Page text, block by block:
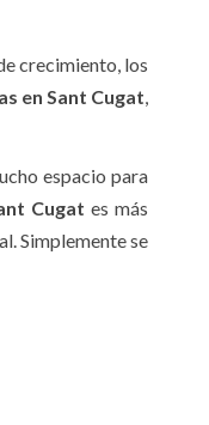
crecimiento, los
en Sant Cugat
espacio para
Cugat es más
Simplemente se